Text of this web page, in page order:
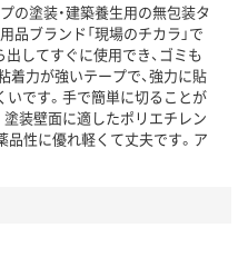
下記商品詳細「
項目
」で確認できます。
の塗装・建築養生用の無包装タ
ブランド「現場のチカラ」で
してすぐに使用でき、ゴミも
着力が強いテープで、強力に貼
いです。手で簡単に切ることが
塗装壁面に適したポリエチレン
品性に優れ軽くて丈夫です。ア